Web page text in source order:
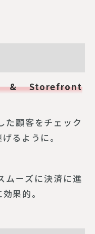
& Storefront
た顧客をチェック
るように。
ムーズに決済に進
果的。